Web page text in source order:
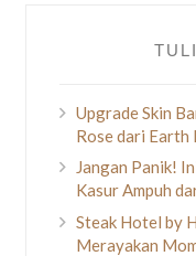
Upgrade Skin
Rose dari Earth
Jangan Panik!
Kasur Ampuh
Steak Hotel by
Merayakan